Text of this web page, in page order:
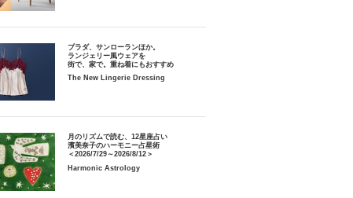
プラダ、サンローランほか。
ランジェリー風ウェアを
街で、家で。重ね着にもおすすめ
The New Lingerie Dressing
月のリズムで読む、12星座占い
濱美奈子のハーモニー占星術
＜2026/7/29～2026/8/12＞
Harmonic Astrology